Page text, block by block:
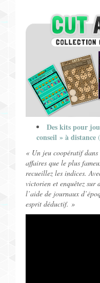
Des kits pour
conseil » à distance
« Un jeu coopératif dans
affaires que le plus
recueillez les indices.
victorien et enquêtez sur
l’aide de journaux
esprit déductif. »